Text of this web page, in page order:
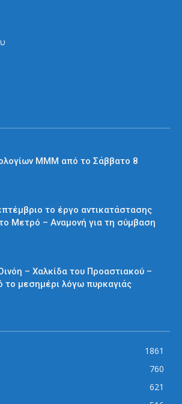
ΜΜΜ από το Σάββατο 8
το έργο αντικατάστασης
Μετρό – Αναμονή για τη σύμβαση
– Χαλκίδα του Προαστιακού –
το μεσημέρι λόγω πυρκαγιάς
1861
760
621